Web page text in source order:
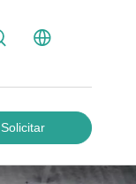
Solicitar